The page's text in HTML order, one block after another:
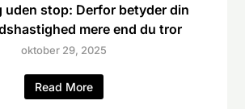
uden stop: Derfor betyder din
mere end du tror
oktober 29, 2025
Read More